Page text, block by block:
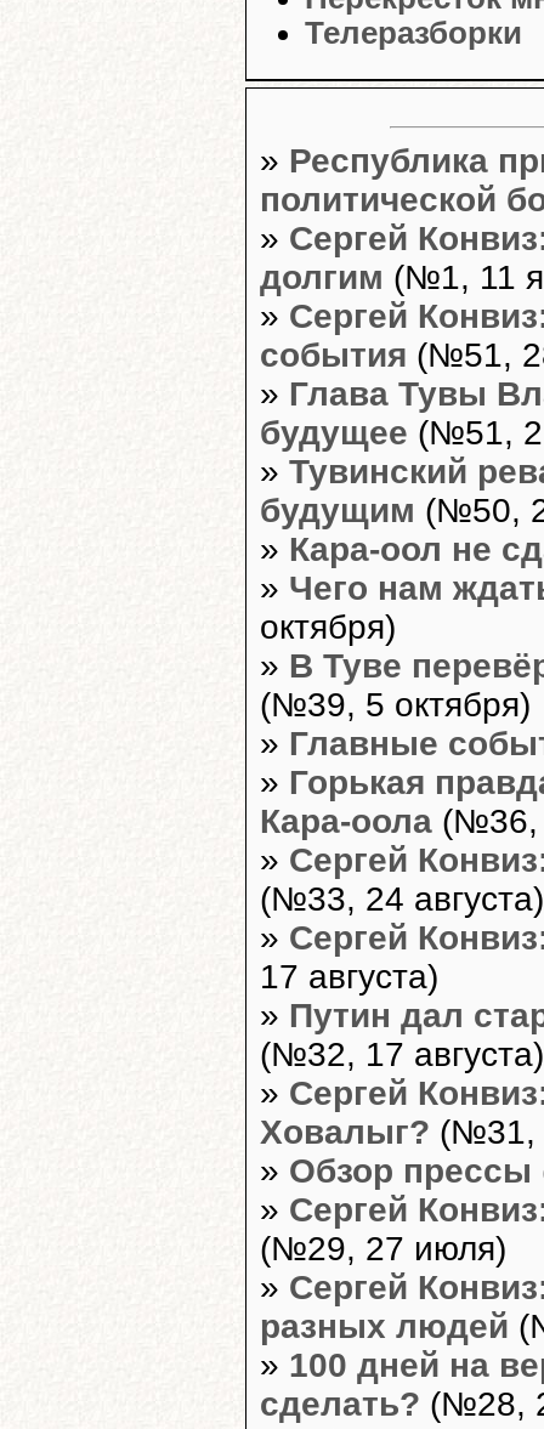
Телеразборки
» Республика
политической
» Сергей
долгим (№1, 11
» Сергей
события (№51,
» Глава Тувы
будущее (№51,
» Тувинский
будущим (№50,
» Кара-оол не
» Чего нам
октября)
» В Туве
(№39, 5 октября)
» Главные
» Горькая
Кара-оола (№36,
» Сергей
(№33, 24 августа)
» Сергей
17 августа)
» Путин дал
(№32, 17 августа)
» Сергей
Ховалыг? (№31,
» Обзор прессы
» Сергей
(№29, 27 июля)
» Сергей
разных людей
» 100 дней на
сделать? (№28,